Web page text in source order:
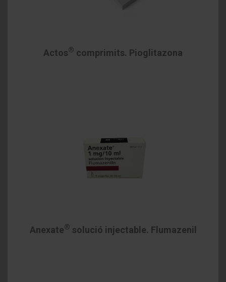
Actos® comprimits. Pioglitazona
Anexate® solució injectable. Flumazenil